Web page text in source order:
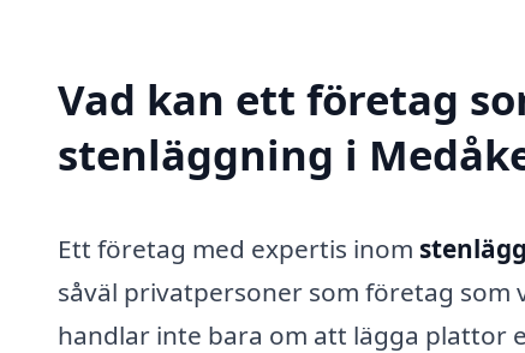
Vad kan ett företag
stenläggning i
Ett företag med expertis inom
såväl privatpersoner som företag
handlar inte bara om att lägga plattor